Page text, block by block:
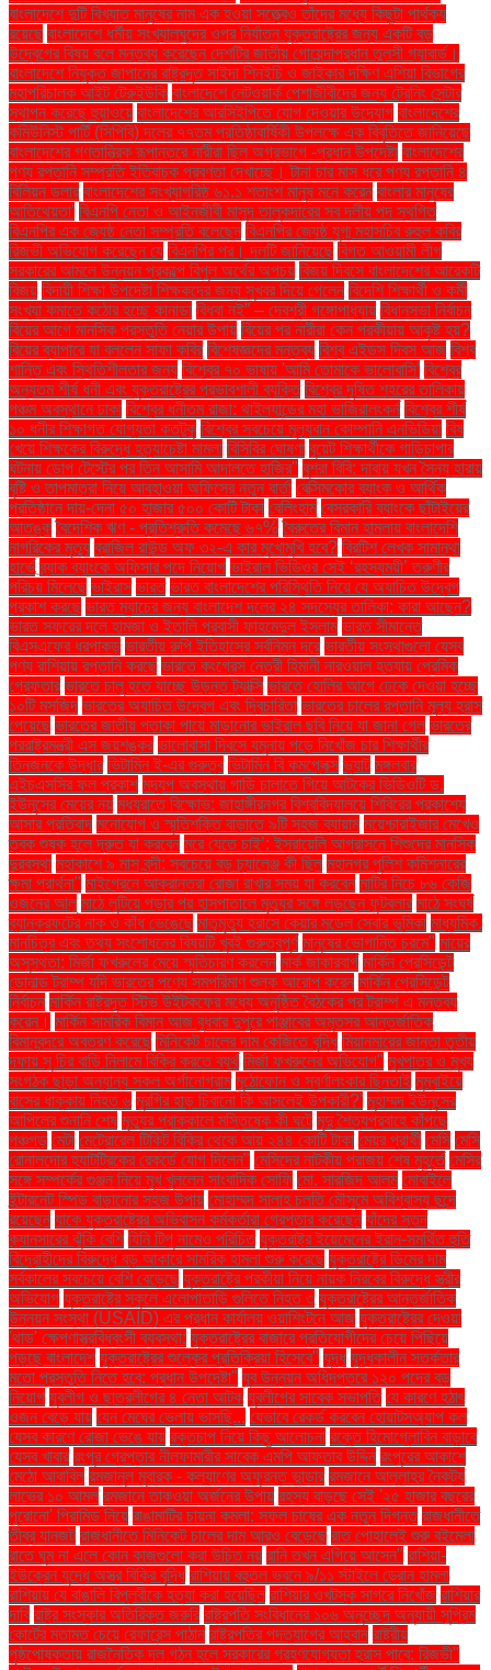
বাংলাদেশে দুটি বিখ্যাত মানুষের নাম এক হওয়া সত্ত্বেও তাঁদের মধ্যে কিছুটা পার্থক্য
রয়েছে বাংলাদেশে ধর্মীয় সংখ্যালঘুদের ওপর নির্যাতন যুক্তরাষ্ট্রের জন্য একটি বড়
উদ্বেগের বিষয় বলে মন্তব্য করেছেন দেশটির জাতীয় গোয়েন্দাপ্রধান তুলসী গ্যাবার্ড।
বাংলাদেশে নিযুক্ত জাপানের রাষ্ট্রদূত সাইদা শিনইচি ও জাইকার দক্ষিণ এশিয়া বিভাগের
মহাপরিচালক আইট টেরুইউকি বাংলাদেশে নেটওয়ার্ক পেশাজীবীদের জন্য ট্রেনিং সেন্টার
স্থাপন করেছে হুয়াওয়ে বাংলাদেশের আরসিইপিতে যোগ দেওয়ার উদ্যোগ বাংলাদেশের
কমিউনিস্ট পার্টি (সিপিবি) দলের ৭৭তম প্রতিষ্ঠাবার্ষিকী উপলক্ষে এক বিবৃতিতে জানিয়েছে
বাংলাদেশের গণতান্ত্রিক রূপান্তরে নারীরা ছিল অগ্রভাগে -প্রধান উপদেষ্টা বাংলাদেশের
পণ্য রপ্তানি সম্প্রতি ইতিবাচক প্রবণতা দেখাচ্ছে। টানা চার মাস ধরে পণ্য রপ্তানি ৪
বিলিয়ন ডলার বাংলাদেশের সংখ্যাগরিষ্ঠ ৬১.১ শতাংশ মানুষ মনে করেন বাংলার মানুষের
আতিথেয়তা' বিএনপি নেতা ও আইনজীবী মাসুদ তালুকদারের সব দলীয় পদ স্থগিত
বিএনপির এক জ্যেষ্ঠ নেতা সম্প্রতি বলেছেন বিএনপির জ্যেষ্ঠ যুগ্ম মহাসচিব রুহুল কবির
রিজভী অভিযোগ করেছেন যে বিএনপির পর। দলটি জানিয়েছে বিগত আওয়ামী লীগ
সরকারের আমলে উন্নয়ন প্রকল্পে বিপুল অর্থের অপচয় বিজয় দিবসে বাংলাদেশের আরেকটি
বিজয় বিদায়ী শিক্ষা উপদেষ্টা শিক্ষকদের জন্য সুখবর দিয়ে গেলেন বিদেশি শিক্ষার্থী ও কর্মী
সংখ্যা কমাতে কঠোর হচ্ছে কানাডা বিধবা নই” – দেবশ্রী গঙ্গোপাধ্যায় বিধানসভা নির্বাচন
বিয়ের আগে মানসিক প্রস্তুতি নেয়ার উপায় বিয়ের পর নারীরা কেন পরকীয়ায় আকৃষ্ট হয়?
বিয়ের ব্যাপারে যা বললেন সাফা কবির বিশেষজ্ঞদের মন্তব্য বিশ্ব এইডস দিবস আজ বিশ্ব
শান্তি এবং স্থিতিশীলতার জন্য বিশ্বের ৭০ ভাষায় 'আমি তোমাকে ভালোবাসি' বিশ্বের
অন্যতম শীর্ষ ধনী এবং যুক্তরাষ্ট্রের প্রভাবশালী ব্যক্তি বিশ্বের দূষিত শহরের তালিকায়
পঞ্চম অবস্থানে ঢাকা বিশ্বের ধনীতম রাজা: থাইল্যান্ডের মহা ভাজিরালংকর্ন বিশ্বের শীর্ষ
১০ ধনীর শিক্ষাগত যোগ্যতা কতটুকু বিশ্বের সবচেয়ে মূল্যবান কোম্পানি এনভিডিয়া বিষ
খেয়ে শিক্ষকের বিরুদ্ধে হত্যাচেষ্টা মামলা বিসিবির ঘোষণা বুয়েট শিক্ষার্থীকে গাড়িচাপার
ঘটনায় ডোপ টেস্টের পর তিন আসামি আদালতে হাজির" বুশরা বিবি: দাবায় যখন সৈন্য হারায়
বৃষ্টি ও তাপমাত্রা নিয়ে আবহাওয়া অফিসের নতুন বার্তা বেক্সিমকোর ব্যাংক ও আর্থিক
প্রতিষ্ঠানে দায়-দেনা ৫০ হাজার ৫০০ কোটি টাকা বেলিংহাম বেসরকারি ব্যাংকে ছাঁটাইয়ের
আতঙ্ক বৈদেশিক ঋণ - প্রতিশ্রুতি কমেছে ৬৭% বৈরুতের বিমান হামলায় বাংলাদেশি
নাগরিকের মৃত্যু ব্রাজিল রাউন্ড অফ ৩২-এ কার মুখোমুখি হবে? ব্রিটিশ লেখক সামান্থা
হার্ভে ব্র্যাক ব্যাংকে অফিসার পদে নিয়োগ ভাইরাল ভিডিওর সেই ‘রহস্যময়ী’ তরুণীর
পরিচয় মিলেছে ভাইরাস ভারত ভারত বাংলাদেশের পরিস্থিতি নিয়ে যে অযাচিত উদ্বেগ
প্রকাশ করছে ভারত ম্যাচের জন্য বাংলাদেশ দলের ২৪ সদস্যের তালিকা: কারা আছেন?
ভারত সফরের দলে হামজা ও ইতালি প্রবাসী ফাহমেদুল ইসলাম ভারত সীমান্তে
বিএসএফের ধরপাকড় ভারতীয় রুপি ইতিহাসের সর্বনিম্ন দরে ভারতীয় সংস্থাগুলো যেসব
পণ্য রাশিয়ায় রপ্তানি করছে ভারতে কংগ্রেস নেত্রী হিমানী নারওয়াল হত্যায় প্রেমিক
গ্রেফতার ভারতে চালু হতে যাচ্ছে উড়ন্ত ট্যাক্সি ভারতে হোলির আগে ঢেকে দেওয়া হচ্ছে
১০টি মসজিদ ভারতের অযাচিত উদ্বেগ এবং দ্বিচারিতা ভারতের চালের রপ্তানি মূল্য হ্রাস
পেয়েছে ভারতের জাতীয় পতাকা পায়ে মাড়ানোর ভাইরাল ছবি নিয়ে যা জানা গেল ভারতের
পররাষ্ট্রমন্ত্রী এস জয়শঙ্কর ভালোবাসা দিবসে যমুনায় পড়ে নিখোঁজ চার শিক্ষার্থীর
তিনজনকে উদ্ধার ভিটামিন ই-এর গুরুত্ব ভিটামিন বি কমপ্লেক্স ভ্যাট মঙ্গলবার
এইচএসসির ফল প্রকাশ মদ্যপ অবস্থায় গাড়ি চালাতে গিয়ে আটকের ভিডিওটি ড.
ইউনূসের মেয়ের নয় মধ্যরাতে বিক্ষোভ: জাহাঙ্গীরনগর বিশ্ববিদ্যালয়ে শিবিরের প্রকাশ্যে
আসার প্রতিবাদ মনোযোগ ও স্মৃতিশক্তি বাড়াতে ৯টি সহজ ব্যায়াম ময়েশ্চারাইজার মেখেও
ত্বক শুষ্ক হলে দ্রুত যা করবেন মরে যেতে চাই’: ইসরায়েলি আগ্রাসনে শিশুদের মানসিক
দুরবস্থা মহাকাশে ৯ মাস বন্দী: সবচেয়ে বড় চ্যালেঞ্জ কী ছিল মহানগর পুলিশ কমিশনারের
ক্ষমা প্রার্থনা" মাইগ্রেনে আক্রান্তরা রোজা রাখার সময় যা করবেন মাটির নিচে ৮৬ কেজি
ওজনের আলু মাঠে লুটিয়ে পড়ার পর হাসপাতালে মৃত্যুর সঙ্গে লড়ছেন ফুটবলার মাঠে সংঘর্ষ
ব্যানক্রফটের নাক ও কাঁধ ভেঙেছে মাতৃমৃত্যু হ্রাসে কেয়ার মডেল সেবার ভূমিকা মাধ্যমিক.
মানচিত্র এবং তথ্য সংশোধনের বিষয়টি খুবই গুরুত্বপূর্ণ মানুষের ভোগান্তি চরমে" মায়ের
অসুস্থতা: মির্জা ফখরুলের মেয়ে স্মৃতিচারণ করলেন মার্ক জাকারবার্গ মার্কিন প্রেসিডেন্ট
ডোনাল্ড ট্রাম্প যদি ভারতের পণ্যে সমপরিমাণ শুল্ক আরোপ করেন মার্কিন প্রেসিডেন্ট
নির্বাচন মার্কিন রাষ্ট্রদূত স্টিভ উইটকফের মধ্যে অনুষ্ঠিত বৈঠকের পর ট্রাম্প এ মন্তব্য
করেন। মার্কিন সামরিক বিমান আজ বুধবার দুপুরে পাঞ্জাবের অমৃতসর আন্তর্জাতিক
বিমানবন্দরে অবতরণ করেছে মিনিকেট চালের দাম কেজিতে বৃদ্ধি মিয়ানমারের জান্তা তৃতীয়
দফায় সু চির বাড়ি নিলামে বিক্রি করতে ব্যর্থ মির্জা ফখরুলের অভিযোগ" মুখপাত্র ও মুখ্য
সংগঠক ছাড়া অন্যান্য সকল অর্গানোগ্রাম মুঠোফোন ও স্বর্ণালংকার ছিনতাই মুম্বাইয়ে
বাসের ধাক্কায় নিহত ৬ মুরগির হাড় চিবানো কি আসলেই উপকারী?' মুহাম্মদ ইউনূসের
আপিলের শুনানি শেষ মৃত্যুর প্রাক্কালে মস্তিষ্কে কী ঘটে মৃদু শৈত্যপ্রবাহে কাঁপছে
পঞ্চগড় মেটা মেট্রোরেল টিকিট বিক্রি থেকে আয় ২৪৪ কোটি টাকা মেয়র প্রার্থী মেসি মেসি
রোনালদোর হ্যাটট্রিকের রেকর্ডে যোগ দিলেন" মেসিদের নাটকীয় পরাজয় শেষ মুহূর্তে মেসির
সঙ্গে সম্পর্কের গুঞ্জন নিয়ে মুখ খুললেন সাংবাদিক সোফি মো. সারজিদ আলম মোবাইলে
ইন্টারনেট স্পিড বাড়ানোর সহজ উপায় মোহাম্মদ সালাহ চলতি মৌসুমে অবিশ্বাস্য ছন্দে
রয়েছেন যাকে যুক্তরাষ্ট্রের অভিবাসন কর্মকর্তারা গ্রেপ্তার করেছেন যাঁদের স্তন
ক্যানসারের ঝুঁকি বেশি যিনি টিপু নামেও পরিচিত যুক্তরাষ্ট্র ইয়েমেনের ইরান-সমর্থিত হুতি
বিদ্রোহীদের বিরুদ্ধে বড় আকারে সামরিক হামলা শুরু করেছে যুক্তরাষ্ট্রে ডিমের দাম
সর্বকালের সবচেয়ে বেশি বেড়েছে যুক্তরাষ্ট্রে পরকীয়া নিয়ে নায়ক নিরবের বিরুদ্ধে স্ত্রীর
অভিযোগ যুক্তরাষ্ট্রে স্কুলে এলোপাতাড়ি গুলিতে নিহত ৩ যুক্তরাষ্ট্রের আন্তর্জাতিক
উন্নয়ন সংস্থা (USAID) এর প্রধান কার্যালয় ওয়াশিংটনে আজ যুক্তরাষ্ট্রের দেওয়া
'থাড' ক্ষেপণাস্ত্রবিধ্বংসী ব্যবস্থা: যুক্তরাষ্ট্রের বাজারে প্রতিযোগীদের চেয়ে পিছিয়ে
পড়ছে বাংলাদেশ যুক্তরাষ্ট্রের শুল্কের প্রতিক্রিয়া হিসেবে" যুদ্ধ যুদ্ধকালীন সতর্কতার
মতো প্রস্তুতি নিতে হবে: প্রধান উপদেষ্টা" যুব উন্নয়ন অধিদপ্তরে ১২০ পদের বড়
নিয়োগ যুবলীগ ও ছাত্রলীগের ৪ নেতা আটক যুবলীগের সাবেক সভাপতি যে কারণে হঠাৎ
ওজন বেড়ে যায় যেন মেঘের ভেলায় ভাসছি... যেভাবে রেকর্ড করবেন হোয়াটসঅ্যাপ কল
যেসব কারণে রোজা ভেঙে যায় রক্তচাপ নিয়ে কিছু আলোচনা রক্তে হিমোগ্লোবিন বাড়াবে
যেসব খাবার রংপুর গ্রেপ্তার নীলফামারীর সাবেক এমপি আফতাব উদ্দিন রংপুরের আকাশে
মেঠো আবাবিল রমজানুল মুবারক - কল্যাণের অফুরন্ত ভান্ডার রমজানে আল্লাহর নৈকট্য
লাভের ১০ আমল রমজানে তাকওয়া অর্জনের উপায় রহস্য বাড়ছে সেই '২৫ হাজার বছরের
পুরোনো' পিরামিড নিয়ে রাঙামাটির চায়না কমলা: সফল চাষের এক নতুন দিগন্ত রাজধানীতে
তীব্র যানজট রাজধানীতে মিনিকেট চালের দাম আরও বেড়েছে রাত পোহালেই শুরু বইমেলা
রাতে ঘুম না এলে কোন কাজগুলো করা উচিত নয় রানি তখন এগিয়ে আসেন" রাশিয়া-
ইউক্রেন যুদ্ধে অস্ত্র বিক্রি বৃদ্ধি রাশিয়ায় বহুতল ভবনে ৯/১১ স্টাইলে ড্রোন হামলা
রাশিয়ায় যে বাঙালি বিপ্লবীকে হত্যা করা হয়েছিল রাশিয়ার ওখটস্ক সাগরে নিখোঁজ রাশিয়ার
দাবি রাষ্ট্র সংস্কার অতিরিক্ত জরুরি রাষ্ট্রপতি সংবিধানের ১০৬ অনুচ্ছেদ অনুযায়ী সুপ্রিম
কোর্টের মতামত চেয়ে রেফারেন্স পাঠান রাষ্ট্রপতির পদত্যাগের আহ্বান রাষ্ট্রীয়
পৃষ্ঠপোষকতায় রাজনৈতিক দল গঠন হলে সরকারের গ্রহণযোগ্যতা হ্রাস পাবে: রিজভী"